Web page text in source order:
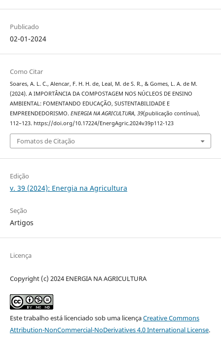
Publicado
02-01-2024
Como Citar
Soares, A. L. C., Alencar, F. H. H. de, Leal, M. de S. R., & Gomes, L. A. de M.
(2024). A IMPORTÂNCIA DA COMPOSTAGEM NOS NÚCLEOS DE ENSINO
AMBIENTAL: FOMENTANDO EDUCAÇÃO, SUSTENTABILIDADE E
EMPREENDEDORISMO. ENERGIA NA AGRICULTURA, 39(publicação contínua),
112–123. https://doi.org/10.17224/EnergAgric.2024v39p112-123
Fomatos de Citação
Edição
v. 39 (2024): Energia na Agricultura
Seção
Artigos
Licença
Copyright (c) 2024 ENERGIA NA AGRICULTURA
Este trabalho está licenciado sob uma licençaCreative Commons
Attribution-NonCommercial-NoDerivatives 4.0 International License.